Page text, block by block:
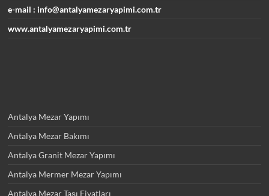
e-mail : info@antalyamezaryapimi.com.tr
www.antalyamezaryapimi.com.tr
Antalya Mezar Yapımı
Antalya Mezar Bakımı
Antalya Granit Mezar Yapımı
Antalya Mermer Mezar Yapımı
Antalya Mezar Taşı Fiyatları